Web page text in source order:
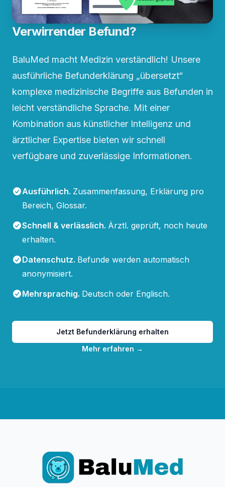
Verwirrender Befund?
BaluMed macht Medizin verständlich! Unsere
ausführliche Befunderklärung „übersetzt“
komplexe medizinische Begriffe aus Befunden in
leicht verständliche Sprache. Mit einer
Kombination aus künstlicher Intelligenz und
ärztlicher Expertise bieten wir schnell
verfügbare und zuverlässige Informationen.
Ausführlich. Zusammenfassung, Erklärung pro
Bereich, Glossar.
Schnell & verlässlich. Ärztl. geprüft, noch heute
erhalten.
Datenschutz. Befunde werden automatisch
anonymisiert.
Mehrsprachig. Deutsch oder Englisch.
Jetzt Befunderklärung erhalten
Mehr erfahren →